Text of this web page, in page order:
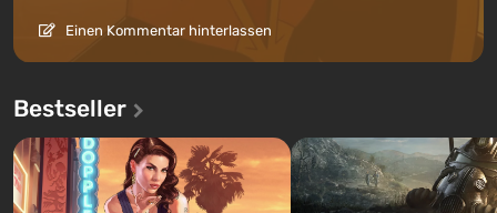
Einen Kommentar hinterlassen
Bestseller